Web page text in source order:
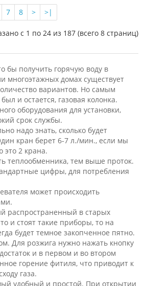
7 8 > >|
с 1 по 24 из 187 (всего 8 страниц)
бы получить горячую воду в
многоэтажных домах существует
вариантов. Но самым
и остается, газовая колонка.
оборудования для установки,
срок службы.
надо знать, сколько будет
кран берет 6-7 л./мин., если мы
это 2 крана.
теплообменника, тем выше проток.
цифры, для потребления
может происходить
распространенный в старых
и стоят такие приборы, то на
будет темное закопченное пятно.
Для розжига нужно нажать кнопку
и в первом и во втором
горение фитиля, что приводит к
газа.
удобный и простой. При открытии